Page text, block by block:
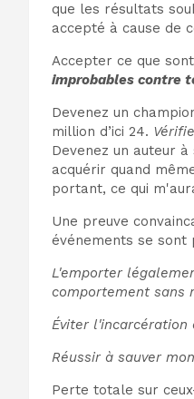
que les résultats
accepté à cause de
Accepter ce que
improbables contre
Devenez un
million d’ici 24.
Devenez un auteur à
acquérir quand
portant, ce qui
Une preuve
événements se sont
L'emporter
comportement sans
Éviter l'incarcération
Réussir à sauver
Perte totale sur